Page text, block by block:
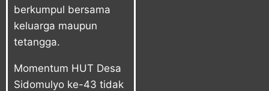
berkumpul bersama
keluarga maupun
tetangga.
Momentum HUT Desa
Sidomulyo ke-43 tidak